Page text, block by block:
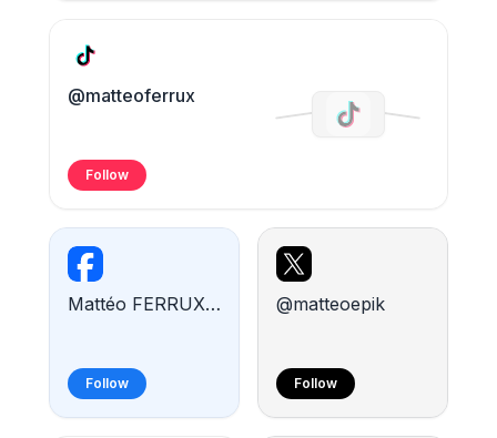
Mattéo FERRUX / Facebook
Follow
@matteoepik
Follow
@matteoferrux
Follow